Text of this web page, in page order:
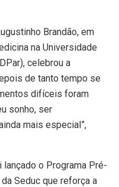
Brandão, em
na Universidade
celebrou a
de tanto tempo se
difíceis foram
sonho, ser
mais especial”,
o Programa Pré-
Seduc que reforça a